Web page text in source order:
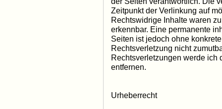
Zeitpunkt der Verlinkung auf
Rechtswidrige Inhalte waren
erkennbar. Eine permanente
Seiten ist jedoch ohne
Rechtsverletzung nicht
Rechtsverletzungen werde ich
entfernen.
Urheberrecht